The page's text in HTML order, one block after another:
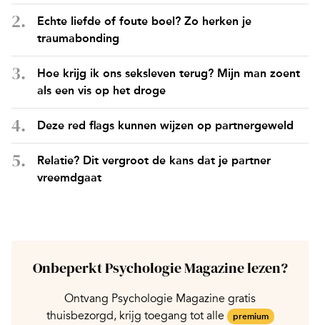
Echte liefde of foute boel? Zo herken je
traumabonding
Hoe krijg ik ons seksleven terug? Mijn man zoent
als een vis op het droge
Deze red flags kunnen wijzen op partnergeweld
Relatie? Dit vergroot de kans dat je partner
vreemdgaat
Onbeperkt Psychologie Magazine lezen?
Ontvang Psychologie Magazine gratis
thuisbezorgd, krijg toegang tot alle
premium